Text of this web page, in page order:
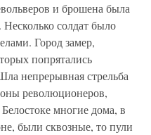
и брошена была
солдат было
Город замер,
попрятались
непрерывная стрельба
революционеров,
многие дома, в
были сквозные, то пули